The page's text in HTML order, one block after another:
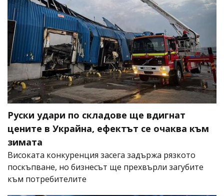
Руски удари по складове ще вдигнат
цените в Украйна, ефектът се очаква към
зимата
Високата конкуренция засега задържа рязкото
поскъпване, но бизнесът ще прехвърли загубите
към потребителите